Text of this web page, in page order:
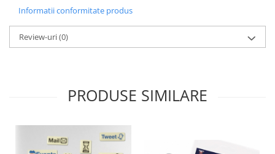
Informatii conformitate produs
Review-uri(0)
PRODUSE SIMILARE